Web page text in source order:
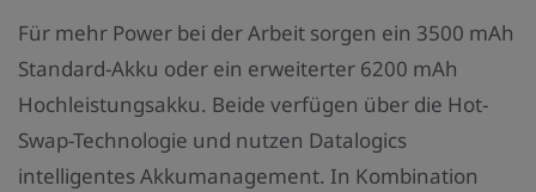
Für mehr Power bei der Arbeit sorgen ein 3500 mAh
Standard-Akku oder ein erweiterter 6200 mAh
Hochleistungsakku. Beide verfügen über die Hot-
Swap-Technologie und nutzen Datalogics
intelligentes Akkumanagement. In Kombination